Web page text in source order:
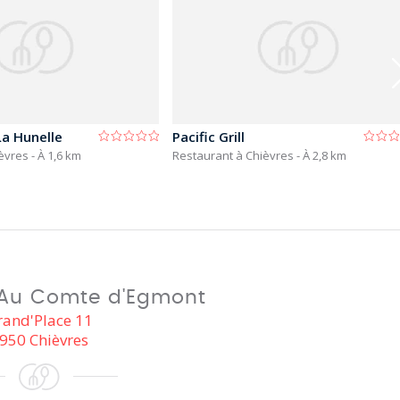
Hunelle
- À 1,6 km
Pacific Grill
Restaurant à Chièvres - À 2,8 km
Comte d'Egmont
11
Chièvres